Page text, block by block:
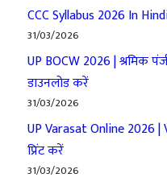
CCC Syllabus 2026 In
31/03/2026
UP BOCW 2026 | श्रमिक
डाउनलोड करें
31/03/2026
UP Varasat Online 2026
प्रिंट करें
31/03/2026